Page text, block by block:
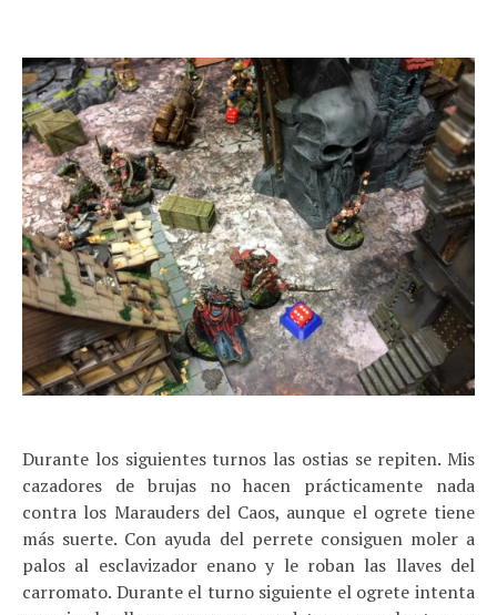
Durante los siguientes turnos las ostias se repiten. Mis
cazadores de brujas no hacen prácticamente nada
contra los Marauders del Caos, aunque el ogrete tiene
más suerte. Con ayuda del perrete consiguen moler a
palos al esclavizador enano y le roban las llaves del
carromato. Durante el turno siguiente el ogrete intenta